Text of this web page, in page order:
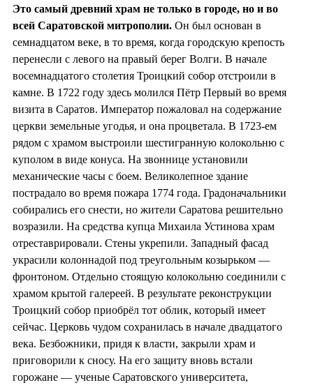
Это самый древний храм не только в городе, но и во
всей Саратовской митрополии. Он был основан в
семнадцатом веке, в то время, когда городскую крепость
перенесли с левого на правый берег Волги. В начале
восемнадцатого столетия Троицкий собор отстроили в
камне. В 1722 году здесь молился Пётр Первый во время
визита в Саратов. Император пожаловал на содержание
церкви земельные угодья, и она процветала. В 1723-ем
рядом с храмом выстроили шестигранную колокольню с
куполом в виде конуса. На звоннице установили
механические часы с боем. Великолепное здание
пострадало во время пожара 1774 года. Градоначальники
собирались его снести, но жители Саратова решительно
возразили. На средства купца Михаила Устинова храм
отреставрировали. Стены укрепили. Западный фасад
украсили колоннадой под треугольным козырьком —
фронтоном. Отдельно стоящую колокольню соединили с
храмом крытой галереей. В результате реконструкции
Троицкий собор приобрёл тот облик, который имеет
сейчас. Церковь чудом сохранилась в начале двадцатого
века. Безбожники, придя к власти, закрыли храм и
приговорили к сносу. На его защиту вновь встали
горожане — ученые Саратовского университета,